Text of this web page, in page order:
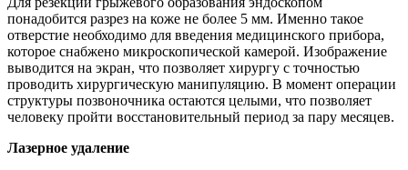
понадобится разрез на коже не более 5 мм. Именно такое
отверстие необходимо для введения медицинского прибора,
которое снабжено микроскопической камерой. Изображение
выводится на экран, что позволяет хирургу с точностью
проводить хирургическую манипуляцию. В момент операции
структуры позвоночника остаются целыми, что позволяет
человеку пройти восстановительный период за пару месяцев.
Лазерное удаление